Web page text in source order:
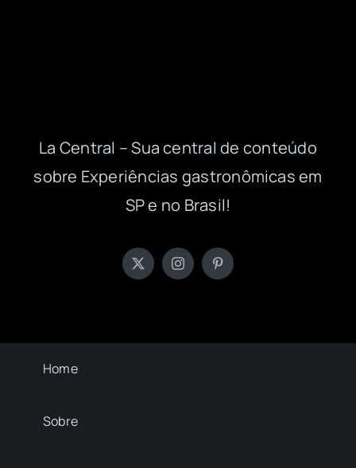
La Central – Sua central de conteúdo
sobre Experiências gastronômicas em
SP e no Brasil!
Home
Sobre